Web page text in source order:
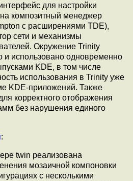
для настройки
композитный менеджер
с расширениями TDE),
сети и механизмы
Окружение Trinity
и использовано одновременно
KDE, в том числе
использования в Trinity уже
KDE-приложений. Также
корректного отображения
без нарушения единого
:
twin реализована
мозаичной компоновки
с несколькими